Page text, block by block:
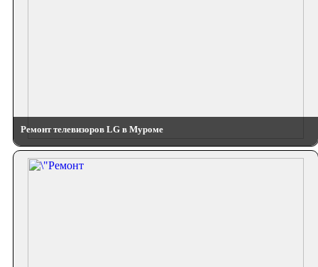
Ремонт телевизоров LG в Муроме